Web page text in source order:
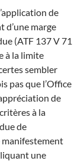
de
d’une marge
(ATF 137 V 71
à la limite
sembler
pas que l’Office
de
à la
de
manifestement
une